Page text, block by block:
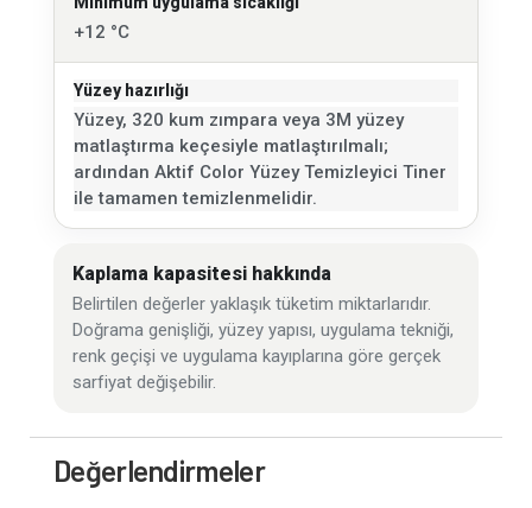
+12 °C
Yüzey hazırlığı
Yüzey, 320 kum zımpara veya 3M yüzey
matlaştırma keçesiyle matlaştırılmalı;
ardından Aktif Color Yüzey Temizleyici Tiner
ile tamamen temizlenmelidir.
Kaplama kapasitesi hakkında
Belirtilen değerler yaklaşık tüketim miktarlarıdır.
Doğrama genişliği, yüzey yapısı, uygulama tekniği,
renk geçişi ve uygulama kayıplarına göre gerçek
sarfiyat değişebilir.
Değerlendirmeler